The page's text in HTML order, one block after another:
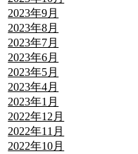
2023年9月
2023年8月
2023年7月
2023年6月
2023年5月
2023年4月
2023年1月
2022年12月
2022年11月
2022年10月